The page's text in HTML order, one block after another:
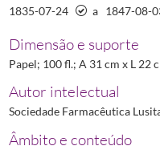
1835-07-24 a 1847-08-
Dimensão e suporte
Papel; 100 fl.; A 31 cm x L 22
Autor intelectual
Sociedade Farmacêutica
Âmbito e conteúdo